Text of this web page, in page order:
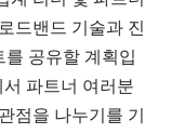
드밴드 기술과 진
공유할 계획입
파트너 여러분
점을 나누기를 기